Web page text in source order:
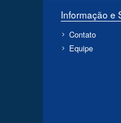
Contato
Equipe